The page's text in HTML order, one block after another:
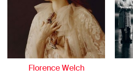
Florence Welch